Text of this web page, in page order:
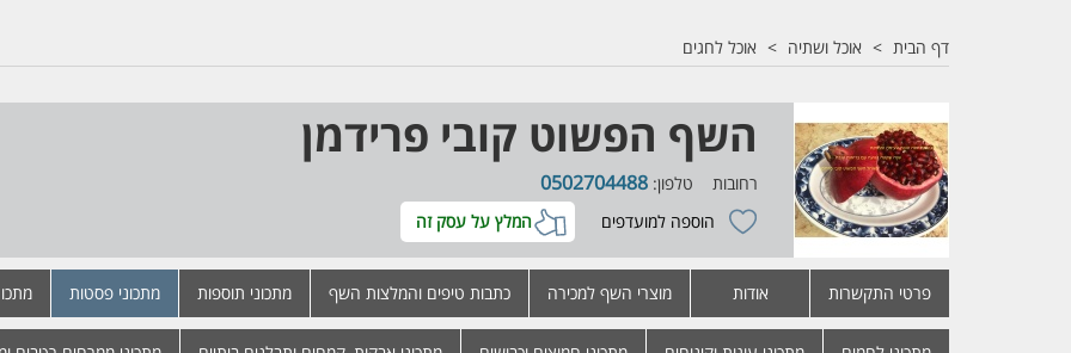
דף הבית אוכל ושתיה אוכל לחגים
השף הפשוט קובי פרידמן
רחובות טלפון: 0502704488
הוספה למועדפים המלץ על עסק זה
פרטי התקשרות אודות מוצרי השף למכירה כתבות טיפים והמלצות השף מתכוני תוספות מתכוני פסטות